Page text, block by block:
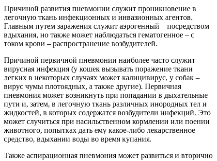
Причиной развития пневмонии служит проникновение в
легочную ткань инфекционных и инвазионных агентов.
Главным путем заражения служит аэрогенный – посредством
вдыхания, но также может наблюдаться гематогенное – с
током крови – распространение возбудителей.
Причиной первичной пневмонии наиболее часто служит
вирусная инфекция (у кошек вызывать поражение ткани
легких в некоторых случаях может калицивирус, у собак –
вирус чумы плотоядных, а также другие). Первичная
пневмония может возникнуть при попадании в дыхательные
пути и, затем, в легочную ткань различных инородных тел и
жидкостей, в которых содержатся возбудители инфекций. Это
может случиться при насильственном кормлении или поении
животного, попытках дать ему какое-либо лекарственное
средство, вдыхании воды во время купания.
Также аспирационная пневмония может развиться и вторично